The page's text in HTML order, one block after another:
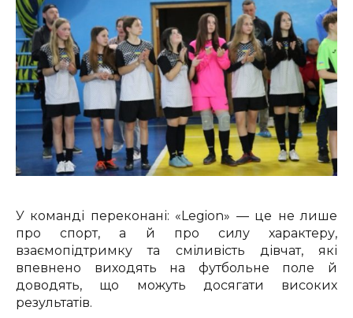
У команді переконані: «Legion» — це не лише
про спорт, а й про силу характеру,
взаємопідтримку та сміливість дівчат, які
впевнено виходять на футбольне поле й
доводять, що можуть досягати високих
результатів.